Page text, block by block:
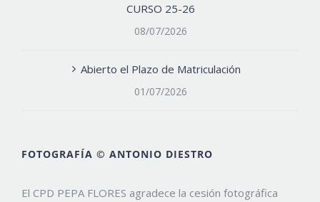
CURSO 25-26
08/07/2026
Abierto el Plazo de Matriculación
01/07/2026
FOTOGRAFÍA © ANTONIO DIESTRO
El CPD PEPA FLORES agradece la cesión fotográfica